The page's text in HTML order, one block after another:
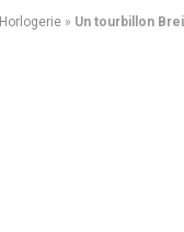
Horlogerie » Un tourbillon